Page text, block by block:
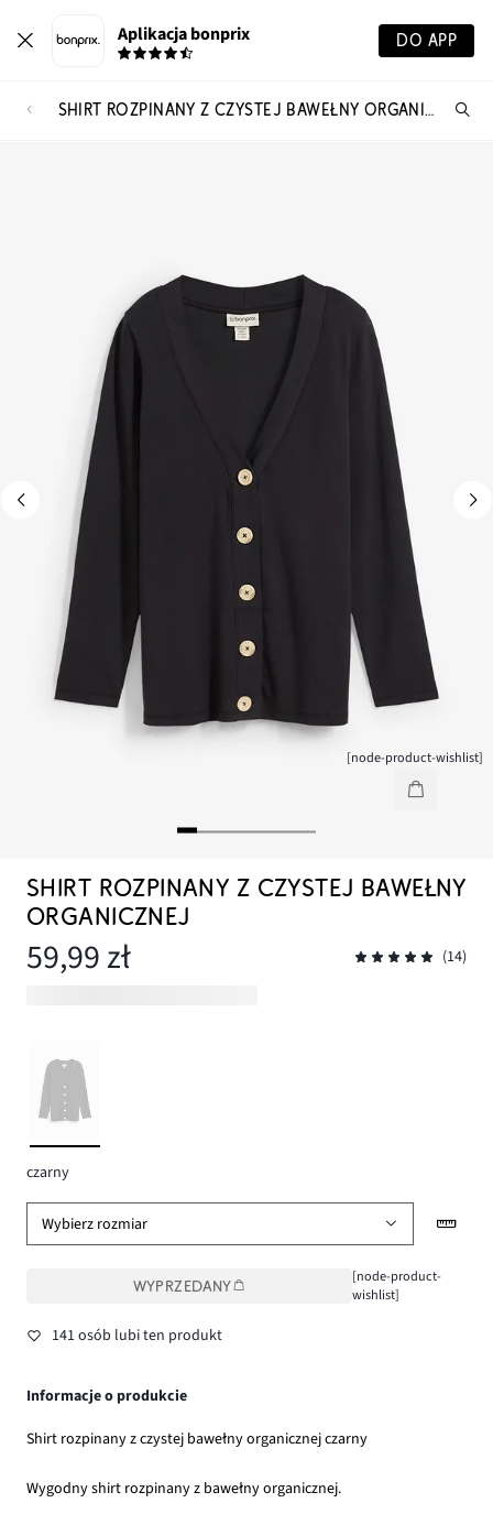
Aplikacja bonprix DO APP
SHIRT ROZPINANY Z CZYSTEJ BAWEŁNY ORGANICZNEJ
[node-product-wishlist]
SHIRT ROZPINANY Z CZYSTEJ BAWEŁNY
ORGANICZNEJ
59,99 zł (14)
czarny
Wybierz rozmiar
WYPRZEDANY
[node-product-
wishlist]
141 osób lubi ten produkt
Informacje o produkcie
Shirt rozpinany z czystej bawełny organicznej czarny
Wygodny shirt rozpinany z bawełny organicznej.